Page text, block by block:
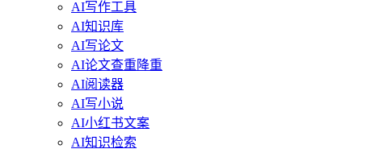
AI写作工具
AI知识库
AI写论文
AI论文查重降重
AI阅读器
AI写小说
AI小红书文案
AI知识检索